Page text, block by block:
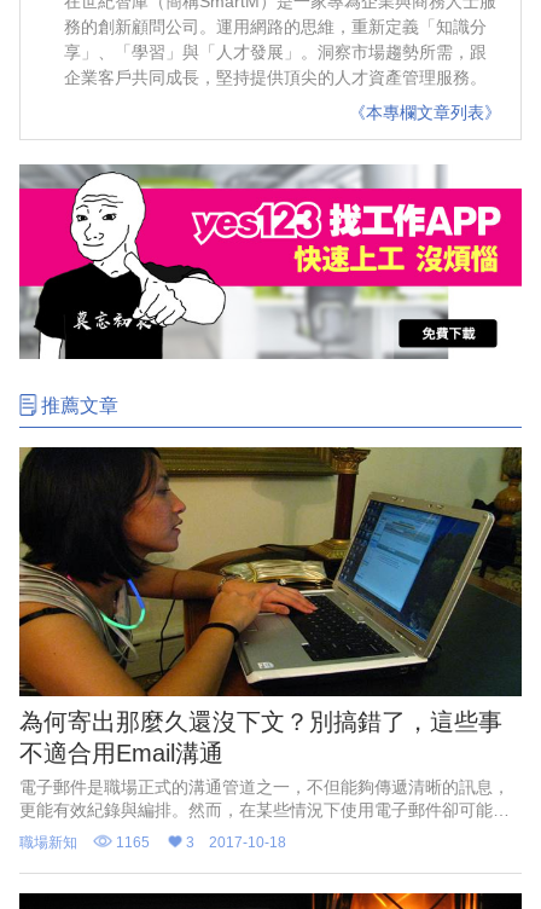
務的創新顧問公司。運用網路的思維，重新定義「知識分
享」、「學習」與「人才發展」。洞察市場趨勢所需，跟
企業客戶共同成長，堅持提供頂尖的人才資產管理服務。
《本專欄文章列表》
推薦文章
為何寄出那麼久還沒下文？別搞錯了，這些事
不適合用Email溝通
電子郵件是職場正式的溝通管道之一，不但能夠傳遞清晰的訊息，
更能有效紀錄與編排。然而，在某些情況下使用電子郵件卻可能是
導致溝通失敗的重大原因。
職場新知 1165 3 2017-10-18